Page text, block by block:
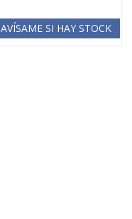
AVÍSAME SI HAY STOCK